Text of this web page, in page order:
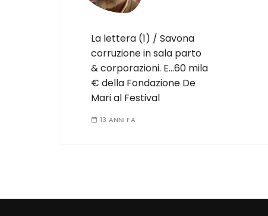
La lettera (1) / Savona
corruzione in sala parto
& corporazioni. E…60 mila
€ della Fondazione De
Mari al Festival
13 ANNI FA